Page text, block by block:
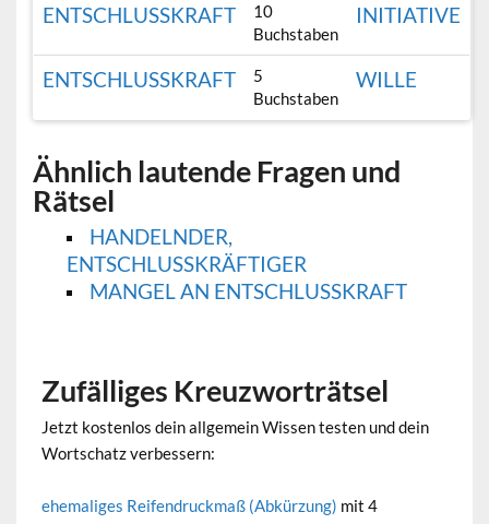
ENTSCHLUSSKRAFT
10
Buchstaben
INITIATIVE
ENTSCHLUSSKRAFT
5
Buchstaben
WILLE
Ähnlich lautende Fragen und
Rätsel
HANDELNDER,
ENTSCHLUSSKRÄFTIGER
MANGEL AN ENTSCHLUSSKRAFT
Zufälliges Kreuzworträtsel
Jetzt kostenlos dein allgemein Wissen testen und dein
Wortschatz verbessern:
ehemaliges Reifendruckmaß (Abkürzung) mit 4